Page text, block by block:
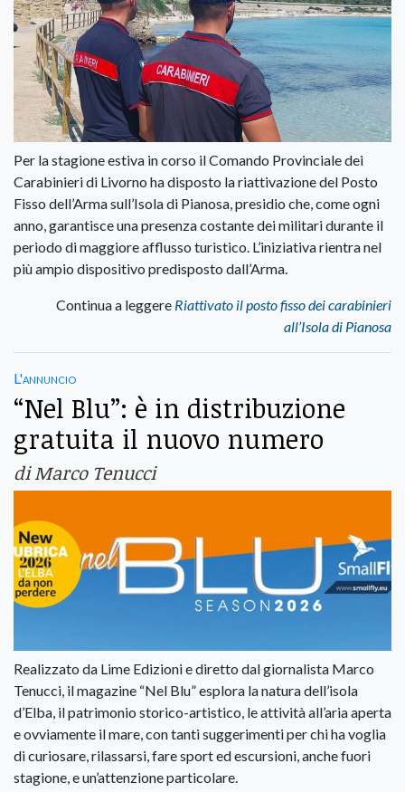
Per la stagione estiva in corso il Comando Provinciale dei
Carabinieri di Livorno ha disposto la riattivazione del Posto
Fisso dell’Arma sull’Isola di Pianosa, presidio che, come ogni
anno, garantisce una presenza costante dei militari durante il
periodo di maggiore afflusso turistico. L’iniziativa rientra nel
più ampio dispositivo predisposto dall’Arma.
Continua a leggere Riattivato il posto fisso dei carabinieri
all’Isola di Pianosa
L'annuncio
“Nel Blu”: è in distribuzione
gratuita il nuovo numero
di Marco Tenucci
Realizzato da Lime Edizioni e diretto dal giornalista Marco
Tenucci, il magazine “Nel Blu” esplora la natura dell’isola
d’Elba, il patrimonio storico-artistico, le attività all’aria aperta
e ovviamente il mare, con tanti suggerimenti per chi ha voglia
di curiosare, rilassarsi, fare sport ed escursioni, anche fuori
stagione, e un’attenzione particolare.